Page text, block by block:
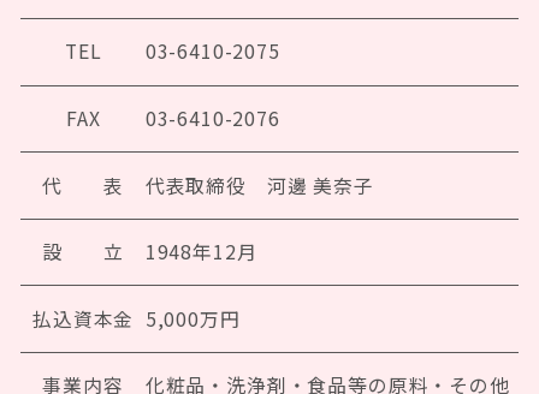
TEL 03-6410-2075
FAX 03-6410-2076
代 表 代表取締役 河邊 美奈子
設 立 1948年12月
払込資本金 5,000万円
事業内容
化粧品・洗浄剤・食品等の原料・その他